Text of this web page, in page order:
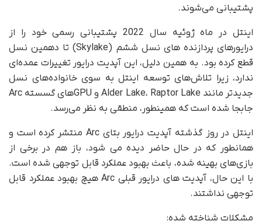
پشتیبانی می‌شوند.
اینتل در ماه ژوئیه سال 2022 پشتیبانی رسمی خود را از
درایورهای پردازنده های نسل ششم (Skylake) تا دهمین نسل
قطع کرده بود. به همین دلیل، این آپدیت درایور تغییرات عمده‌ای
ندارد، زیرا تلاش‌های توسعه اینتل به سوی خانواده‌های نسل
جدید‌تر مانند Alder Lake، Raptor Lake و GPU‌های گسسته Arc
جابجا شده است که همینطور، منطقی به نظر می‌رسد.
اینتل در روز گذشته آپدیت درایور بتای Arc منتشر کرده است و
همانطور که در حال حاضر دیده می شود، باز هم در برخی از
بازی‌های بهینه شده، باعث بهبود عملکرد قابل توجهی شده است.
با این حال، آپدیت های درایور قبلی Arc هیچ بهبود عملکرد قابل
توجهی نداشتند.
مشکلات شناخته شده: